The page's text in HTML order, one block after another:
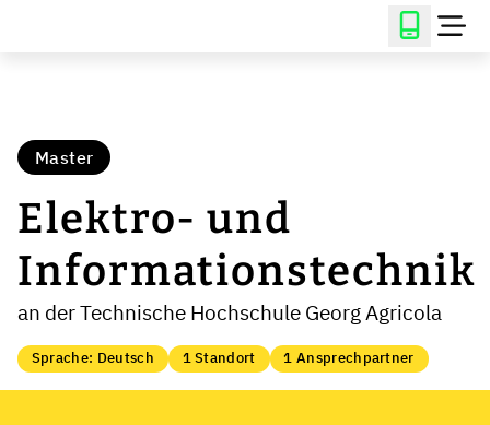
Master
Elektro- und
Informationstechnik
an der Technische Hochschule Georg Agricola
Sprache: Deutsch 1 Standort 1 Ansprechpartner